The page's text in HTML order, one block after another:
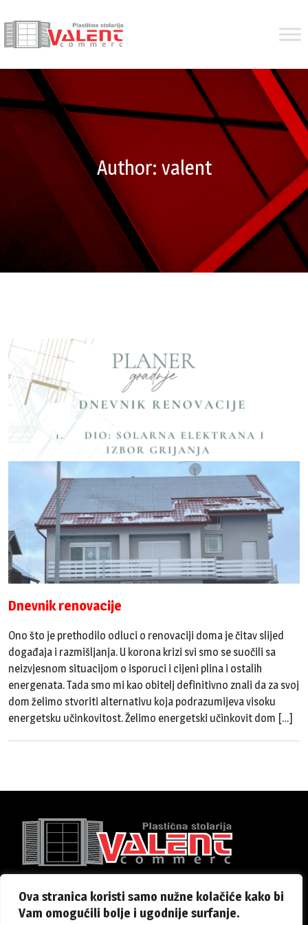
Ova stranica koristi samo nužne kolačiće kako bi
Vam omogućili bolje i ugodnije surfanje.
Author: valent
Dnevnik renovacije
Ono što je prethodilo odluci o renovaciji doma je čitav slijed
događaja i razmišljanja. U korona krizi svi smo se suočili sa
neizvjesnom situacijom o isporuci i cijeni plina i ostalih
energenata. Tada smo mi kao obitelj definitivno znali da za svoj
dom želimo stvoriti alternativu koja podrazumijeva visoku
energetsku učinkovitost. Želimo energetski učinkovit dom […]
O nama Certifikati EU projekti
Partneri
Novosti
Blog Kontakt